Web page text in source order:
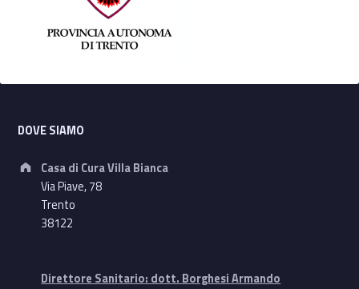
DOVE SIAMO
Address:
Casa di Cura Villa Bianca
Via Piave, 78
Trento
38122
Direttore Sanitario: dott. Borghesi Armando